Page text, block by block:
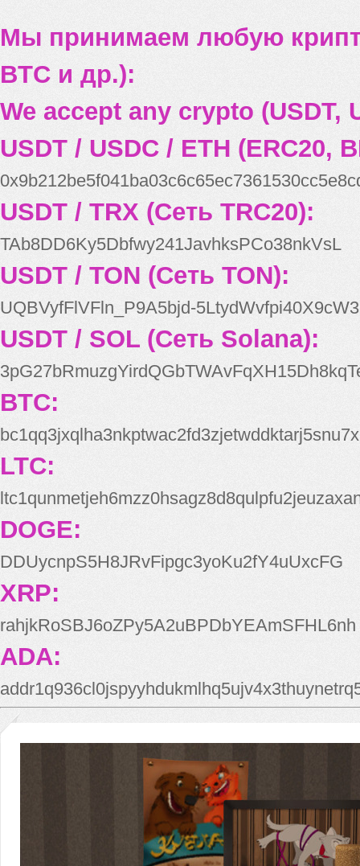
Мы принимаем любую
BTC и др.):
We accept any crypto (USDT,
USDT / USDC / ETH (ERC20,
USDT / TRX (Сеть TRC20):
TAb8DD6Ky5Dbfwy241JavhksPCo38nkVsL
USDT / TON (Сеть TON):
UQBVyfFlVFln_P9A5bjd-
USDT / SOL (Сеть Solana):
BTC:
bc1qq3jxqlha3nkptwac2fd3zjetwddktarj5snu7x
LTC:
DOGE:
DDUycnpS5H8JRvFipgc3yoKu2fY4uUxcFG
XRP:
rahjkRoSBJ6oZPy5A2uBPDbYEAmSFHL6nh
ADA: